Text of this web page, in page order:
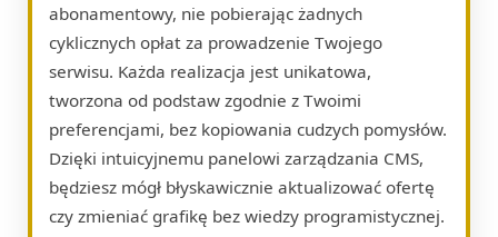
abonamentowy, nie pobierając żadnych
cyklicznych opłat za prowadzenie Twojego
serwisu. Każda realizacja jest unikatowa,
tworzona od podstaw zgodnie z Twoimi
preferencjami, bez kopiowania cudzych pomysłów.
Dzięki intuicyjnemu panelowi zarządzania CMS,
będziesz mógł błyskawicznie aktualizować ofertę
czy zmieniać grafikę bez wiedzy programistycznej.